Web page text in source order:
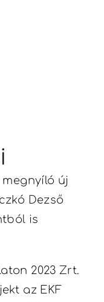
megnyíló új
Dezső
is
2023 Zrt.
az EKF